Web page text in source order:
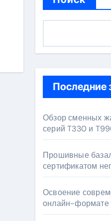
Последние
Обзор сменных
серий T330 и
Прошивные
сертификатом
Освоение
онлайн-формате